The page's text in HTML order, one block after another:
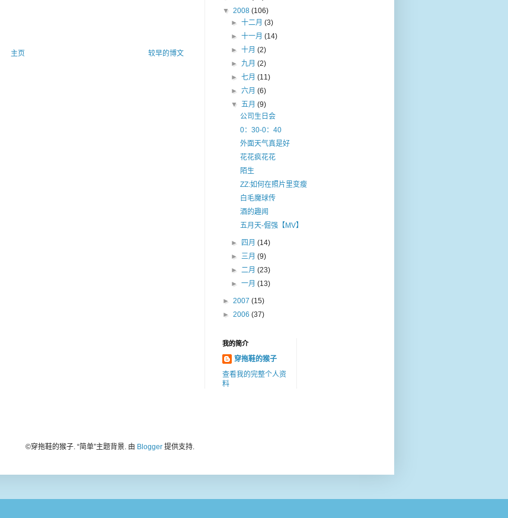
较早的博文
主页
▼ 2008 (106)
►十二月(3)
►十一月(14)
►十月(2)
► 九月(2)
►七月(11)
►六月(6)
▼五月(9)
公司生日会
0：30-0：40
外面天气真是好
花花疯花花
陌生
ZZ:如何在照片里变瘦
白毛魔球传
酒的趣闻
五月天-倔强【MV】
► 四月(14)
►三月(9)
►二月(23)
►一月(13)
► 2007 (15)
► 2006 (37)
我的简介
穿拖鞋的猴子
查看我的完整个人资
料
©️穿拖鞋的猴子. “简单”主题背景. 由 Blogger提供支持.